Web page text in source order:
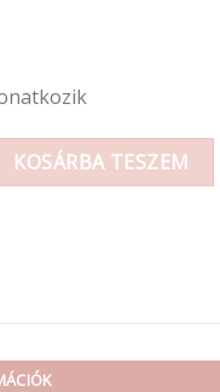
6x3cm mennyiség
KOSÁRBA TESZEM